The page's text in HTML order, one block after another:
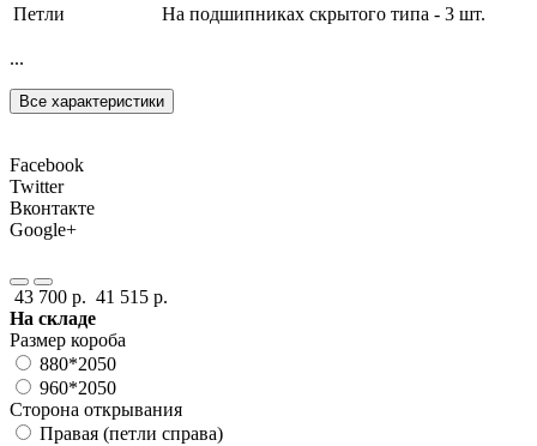
Петли
На подшипниках скрытого типа - 3 шт.
...
Все характеристики
Facebook
Twitter
Вконтакте
Google+
43 700 р. 41 515 р.
На складе
Размер короба
880*2050
960*2050
Сторона открывания
Правая (петли справа)